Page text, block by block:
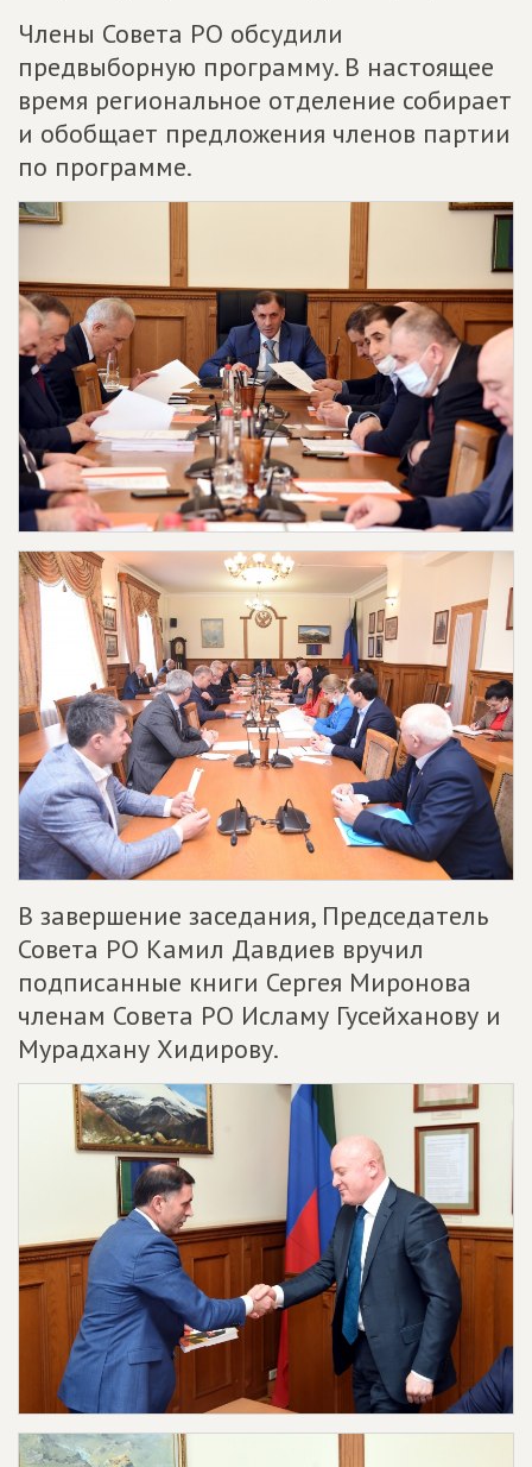
Члены Совета РО обсудили
предвыборную программу. В настоящее
время региональное отделение собирает
и обобщает предложения членов партии
по программе.
В завершение заседания, Председатель
Совета РО Камил Давдиев вручил
подписанные книги Сергея Миронова
членам Совета РО Исламу Гусейханову и
Мурадхану Хидирову.